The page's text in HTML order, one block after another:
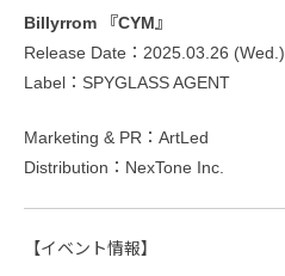
Billyrrom 『CYM』
Release Date：2025.03.26 (Wed.)
Label：SPYGLASS AGENT
Marketing & PR：ArtLed
Distribution：NexTone Inc.
【イベント情報】